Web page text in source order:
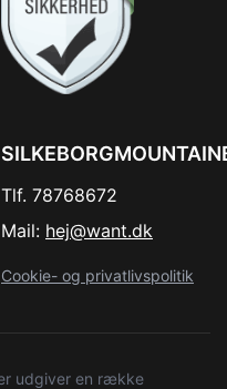
Tlf. 78768672
Mail: hej@want.dk
Cookie- og privatlivspolitik
udgiver en række